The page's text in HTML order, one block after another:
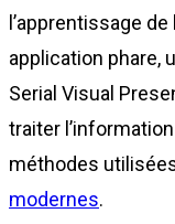
l’apprentissage
application phare,
Serial Visual
traiter
méthodes
modernes.